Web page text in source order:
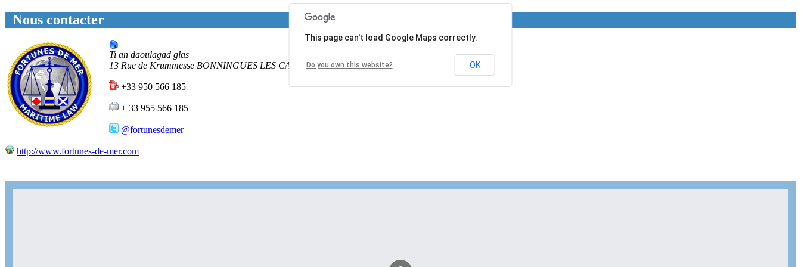
Nous contacter
Ti an daoulagad glas
13 Rue de Krummesse BONNINGUES LES CALAISPAS DE CALAIS62340
+33 950 566 185
+ 33 955 566 185
@fortunesdemer
http://www.fortunes-de-mer.com
This page can't load Google Maps correctly.
Do you own this website? OK